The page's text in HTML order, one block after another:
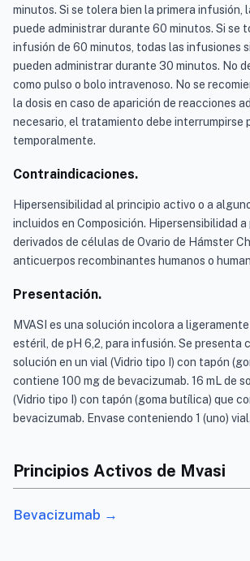
minutos. Si se tolera bien la primera infusión,
puede administrar durante 60 minutos. Si se
infusión de 60 minutos, todas las infusiones
pueden administrar durante 30 minutos. No
como pulso o bolo intravenoso. No se
la dosis en caso de aparición de reacciones
necesario, el tratamiento debe interrumpirse
temporalmente.
Contraindicaciones.
Hipersensibilidad al principio activo o a
incluidos en Composición. Hipersensibilidad
derivados de células de Ovario de Hámster
anticuerpos recombinantes humanos o
Presentación.
MVASI es una solución incolora a
estéril, de pH 6,2, para infusión. Se presenta
solución en un vial (Vidrio tipo I) con tapón
contiene 100 mg de bevacizumab. 16 mL de
(Vidrio tipo I) con tapón (goma butílica) que
bevacizumab. Envase conteniendo 1 (uno) vial.
Principios Activos de Mvasi
Bevacizumab →